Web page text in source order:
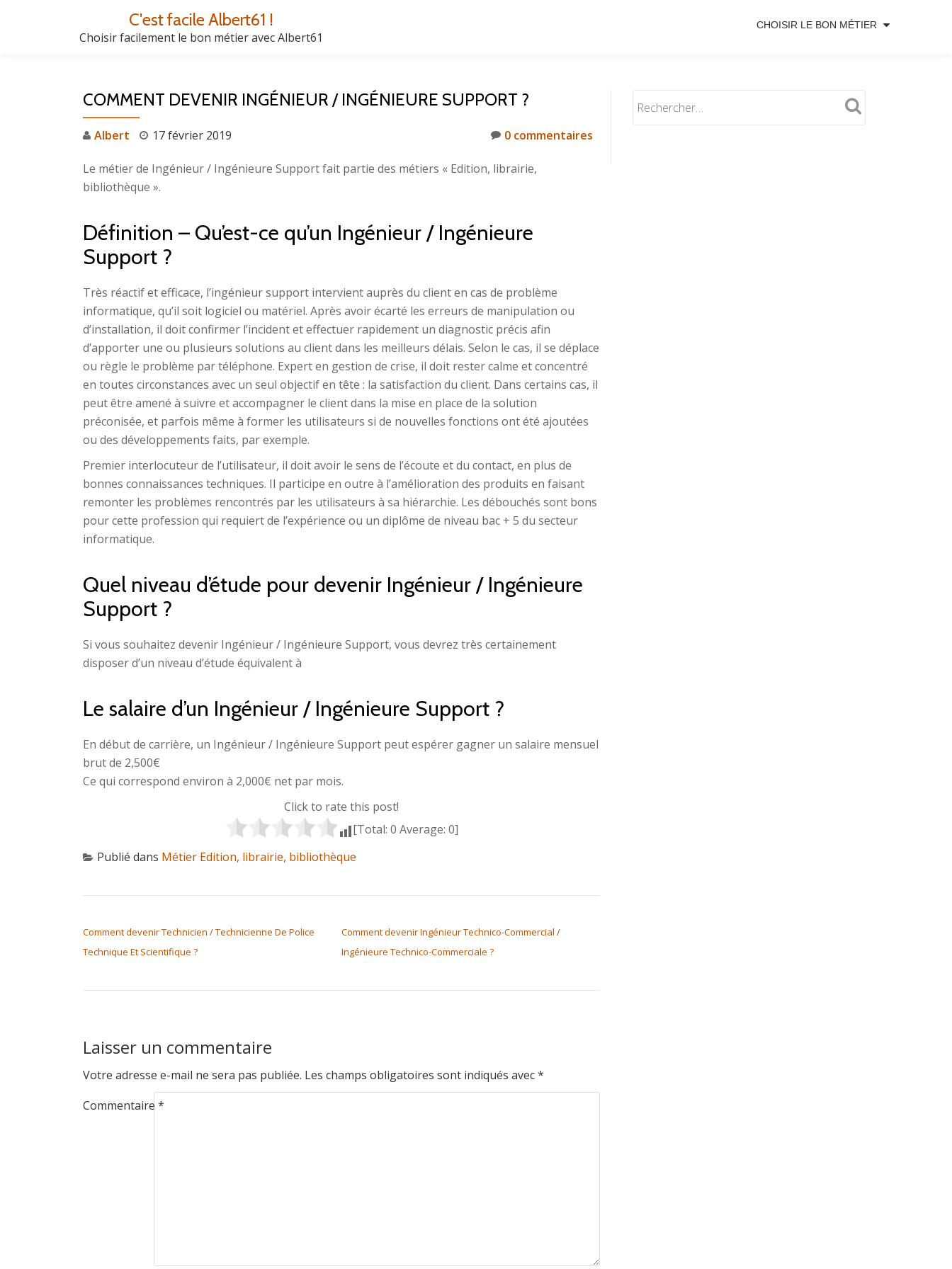
C'est facile Albert61 !
Choisir facilement le bon métier avec Albert61
CHOISIR LE BON MÉTIER
COMMENT DEVENIR INGÉNIEUR / INGÉNIEURE SUPPORT ?
Albert 17 février 2019 0 commentaires
Le métier de Ingénieur / Ingénieure Support fait partie des métiers « Edition, librairie,
bibliothèque ».
Définition – Qu’est-ce qu’un Ingénieur / Ingénieure
Support ?
Très réactif et efficace, l’ingénieur support intervient auprès du client en cas de problème
informatique, qu’il soit logiciel ou matériel. Après avoir écarté les erreurs de manipulation ou
d’installation, il doit confirmer l’incident et effectuer rapidement un diagnostic précis afin
d’apporter une ou plusieurs solutions au client dans les meilleurs délais. Selon le cas, il se déplace
ou règle le problème par téléphone. Expert en gestion de crise, il doit rester calme et concentré
en toutes circonstances avec un seul objectif en tête : la satisfaction du client. Dans certains cas, il
peut être amené à suivre et accompagner le client dans la mise en place de la solution
préconisée, et parfois même à former les utilisateurs si de nouvelles fonctions ont été ajoutées
ou des développements faits, par exemple.
Premier interlocuteur de l’utilisateur, il doit avoir le sens de l’écoute et du contact, en plus de
bonnes connaissances techniques. Il participe en outre à l’amélioration des produits en faisant
remonter les problèmes rencontrés par les utilisateurs à sa hiérarchie. Les débouchés sont bons
pour cette profession qui requiert de l’expérience ou un diplôme de niveau bac + 5 du secteur
informatique.
Quel niveau d’étude pour devenir Ingénieur / Ingénieure
Support ?
Si vous souhaitez devenir Ingénieur / Ingénieure Support, vous devrez très certainement
disposer d’un niveau d’étude équivalent à
Le salaire d’un Ingénieur / Ingénieure Support ?
En début de carrière, un Ingénieur / Ingénieure Support peut espérer gagner un salaire mensuel
brut de 2,500€
Ce qui correspond environ à 2,000€ net par mois.
Click to rate this post!
[Total: 0 Average: 0]
Publié dans Métier Edition, librairie, bibliothèque
Comment devenir Technicien / Technicienne De Police
Technique Et Scientifique ?
Comment devenir Ingénieur Technico-Commercial /
Ingénieure Technico-Commerciale ?
Laisser un commentaire
Votre adresse e-mail ne sera pas publiée. Les champs obligatoires sont indiqués avec*
Commentaire *